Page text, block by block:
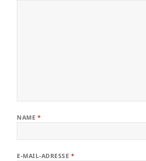
NAME *
E-MAIL-ADRESSE *